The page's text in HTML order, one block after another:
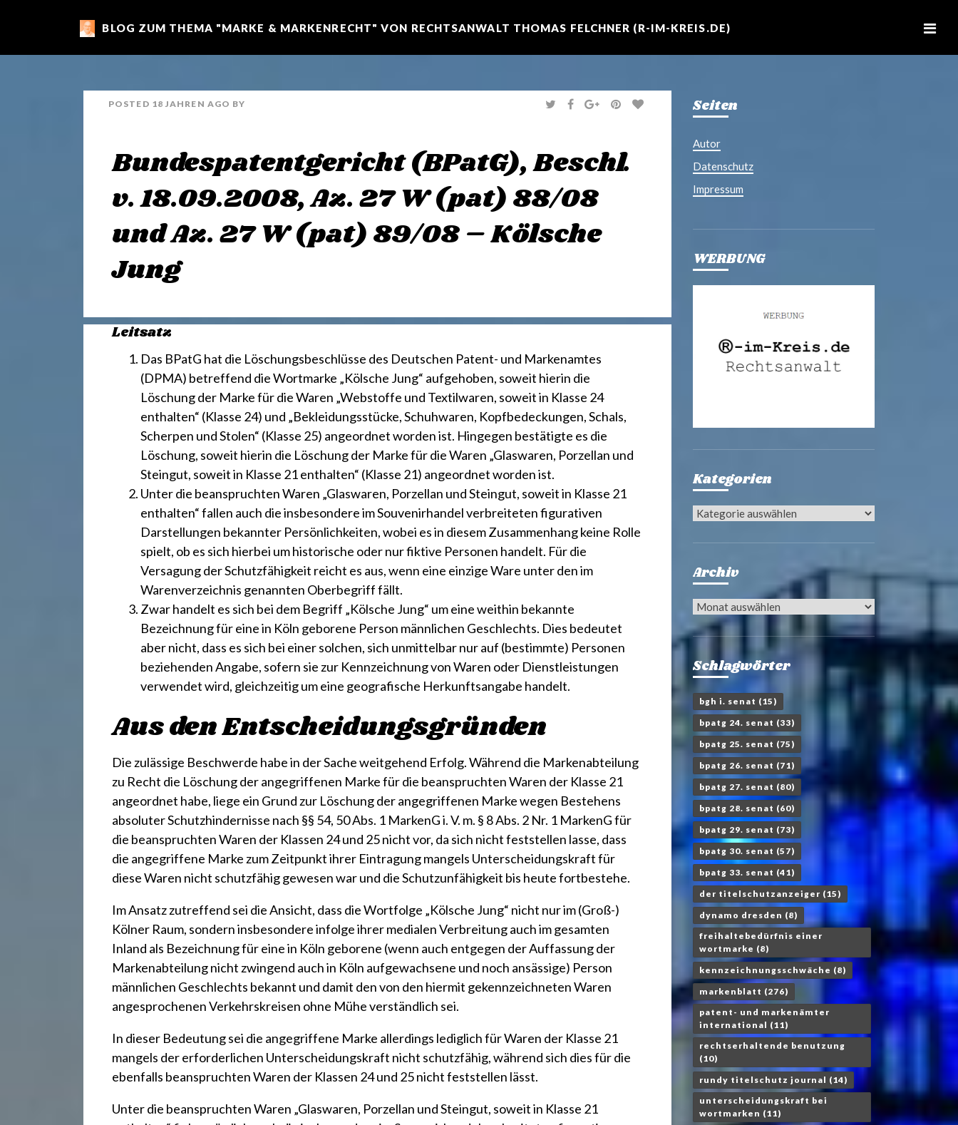
m
a
r
BLOG ZUM THEMA "MARKE & MARKENRECHT" VON RECHTSANWALT THOMAS FELCHNER (R-IM-KREIS.DE)
POSTED 18 JAHREN AGO BY
T
W
R
F
A
K
G
O
P
I
S
T
Bundespatentgericht (BPatG), Beschl.
v. 18.09.2008, Az. 27 W (pat) 88/08
und Az. 27 W (pat) 89/08 – Kölsche
Jung
Leitsatz
Das BPatG hat die Löschungsbeschlüsse des Deutschen Patent- und Markenamtes
(DPMA) betreffend die Wortmarke „Kölsche Jung“ aufgehoben, soweit hierin die
Löschung der Marke für die Waren „Webstoffe und Textilwaren, soweit in Klasse 24
enthalten“ (Klasse 24) und „Bekleidungsstücke, Schuhwaren, Kopfbedeckungen, Schals,
Scherpen und Stolen“ (Klasse 25) angeordnet worden ist. Hingegen bestätigte es die
Löschung, soweit hierin die Löschung der Marke für die Waren „Glaswaren, Porzellan und
Steingut, soweit in Klasse 21 enthalten“ (Klasse 21) angeordnet worden ist.
Unter die beanspruchten Waren „Glaswaren, Porzellan und Steingut, soweit in Klasse 21
enthalten“ fallen auch die insbesondere im Souvenirhandel verbreiteten figurativen
Darstellungen bekannter Persönlichkeiten, wobei es in diesem Zusammenhang keine Rolle
spielt, ob es sich hierbei um historische oder nur fiktive Personen handelt. Für die
Versagung der Schutzfähigkeit reicht es aus, wenn eine einzige Ware unter den im
Warenverzeichnis genannten Oberbegriff fällt.
Zwar handelt es sich bei dem Begriff „Kölsche Jung“ um eine weithin bekannte
Bezeichnung für eine in Köln geborene Person männlichen Geschlechts. Dies bedeutet
aber nicht, dass es sich bei einer solchen, sich unmittelbar nur auf (bestimmte) Personen
beziehenden Angabe, sofern sie zur Kennzeichnung von Waren oder Dienstleistungen
verwendet wird, gleichzeitig um eine geografische Herkunftsangabe handelt.
Aus den Entscheidungsgründen
Die zulässige Beschwerde habe in der Sache weitgehend Erfolg. Während die Markenabteilung
zu Recht die Löschung der angegriffenen Marke für die beanspruchten Waren der Klasse 21
angeordnet habe, liege ein Grund zur Löschung der angegriffenen Marke wegen Bestehens
absoluter Schutzhindernisse nach §§ 54, 50 Abs. 1 MarkenG i. V. m. § 8 Abs. 2 Nr. 1 MarkenG für
die beanspruchten Waren der Klassen 24 und 25 nicht vor, da sich nicht feststellen lasse, dass
die angegriffene Marke zum Zeitpunkt ihrer Eintragung mangels Unterscheidungskraft für
diese Waren nicht schutzfähig gewesen war und die Schutzunfähigkeit bis heute fortbestehe.
Im Ansatz zutreffend sei die Ansicht, dass die Wortfolge „Kölsche Jung“ nicht nur im (Groß-)
Kölner Raum, sondern insbesondere infolge ihrer medialen Verbreitung auch im gesamten
Inland als Bezeichnung für eine in Köln geborene (wenn auch entgegen der Auffassung der
Markenabteilung nicht zwingend auch in Köln aufgewachsene und noch ansässige) Person
männlichen Geschlechts bekannt und damit den von den hiermit gekennzeichneten Waren
angesprochenen Verkehrskreisen ohne Mühe verständlich sei.
In dieser Bedeutung sei die angegriffene Marke allerdings lediglich für Waren der Klasse 21
mangels der erforderlichen Unterscheidungskraft nicht schutzfähig, während sich dies für die
ebenfalls beanspruchten Waren der Klassen 24 und 25 nicht feststellen lässt.
Unter die beanspruchten Waren „Glaswaren, Porzellan und Steingut, soweit in Klasse 21
Seiten
Autor
Datenschutz
Impressum
WERBUNG
Kategorien
Kategorien
Archiv
Archiv
Schlagwörter
bgh i. senat (15)
bpatg 24. senat (33)
bpatg 25. senat (75)
bpatg 26. senat (71)
bpatg 27. senat (80)
bpatg 28. senat (60)
bpatg 29. senat (73)
bpatg 30. senat (57)
bpatg 33. senat (41)
der titelschutzanzeiger (15)
dynamo dresden (8)
freihaltebedürfnis einer
wortmarke (8)
kennzeichnungsschwäche (8)
markenblatt (276)
patent- und markenämter
international (11)
rechtserhaltende benutzung
(10)
rundy titelschutz journal (14)
unterscheidungskraft bei
wortmarken (11)